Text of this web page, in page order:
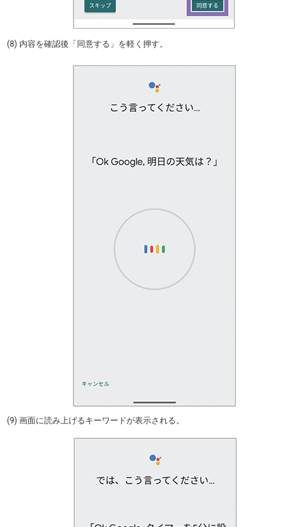
(8) 内容を確認後「同意する」を軽く押す。
(9) 画面に読み上げるキーワードが表示される。